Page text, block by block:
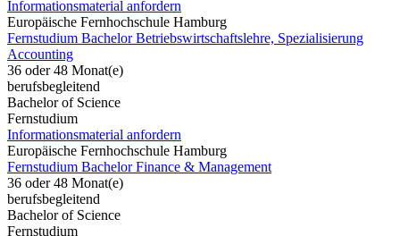
Informationsmaterial anfordern
Europäische Fernhochschule Hamburg
Fernstudium Bachelor Betriebswirtschaftslehre, Spezialisierung
Accounting
36 oder 48 Monat(e)
berufsbegleitend
Bachelor of Science
Fernstudium
Informationsmaterial anfordern
Europäische Fernhochschule Hamburg
Fernstudium Bachelor Finance & Management
36 oder 48 Monat(e)
berufsbegleitend
Bachelor of Science
Fernstudium